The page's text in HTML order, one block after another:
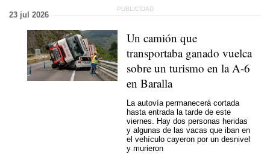
23 jul 2026
Un camión que
transportaba ganado vuelca
sobre un turismo en la A-6
en Baralla
La autovía permanecerá cortada
hasta entrada la tarde de este
viernes. Hay dos personas heridas
y algunas de las vacas que iban en
el vehículo cayeron por un desnivel
y murieron